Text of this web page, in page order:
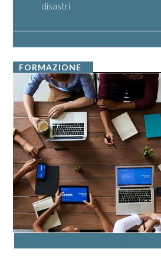
disastri
FORMAZIONE